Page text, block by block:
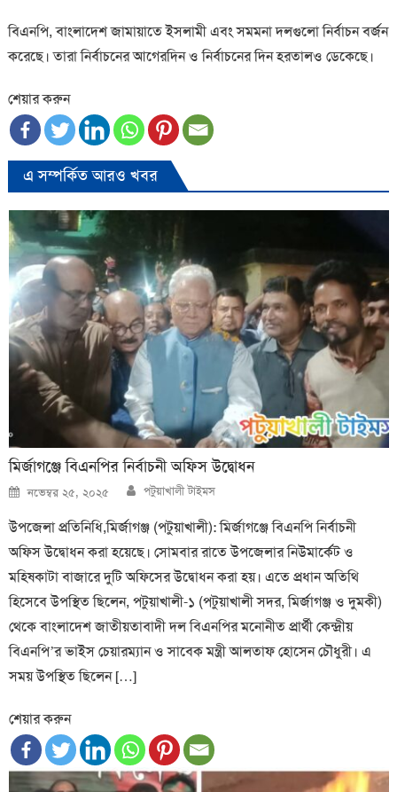
বিএনপি, বাংলাদেশ জামায়াতে ইসলামী এবং সমমনা দলগুলো নির্বাচন বর্জন
করেছে। তারা নির্বাচনের আগেরদিন ও নির্বাচনের দিন হরতালও ডেকেছে।
শেয়ার করুন
এ সম্পর্কিত আরও খবর
মির্জাগঞ্জে বিএনপির নির্বাচনী অফিস উদ্বোধন
Posted
on
নভেম্বর ২৫, ২০২৫ Author
পটুয়াখালী টাইমস
উপজেলা প্রতিনিধি,মির্জাগঞ্জ (পটুয়াখালী): মির্জাগঞ্জে বিএনপি নির্বাচনী
অফিস উদ্বোধন করা হয়েছে। সোমবার রাতে উপজেলার নিউমার্কেট ও
মহিষকাটা বাজারে দুটি অফিসের উদ্বোধন করা হয়। এতে প্রধান অতিথি
হিসেবে উপস্থিত ছিলেন, পটুয়াখালী-১ (পটুয়াখালী সদর, মির্জাগঞ্জ ও দুমকী)
থেকে বাংলাদেশ জাতীয়তাবাদী দল বিএনপির মনোনীত প্রার্থী কেন্দ্রীয়
বিএনপি’র ভাইস চেয়ারম্যান ও সাবেক মন্ত্রী আলতাফ হোসেন চৌধুরী। এ
সময় উপস্থিত ছিলেন […]
শেয়ার করুন